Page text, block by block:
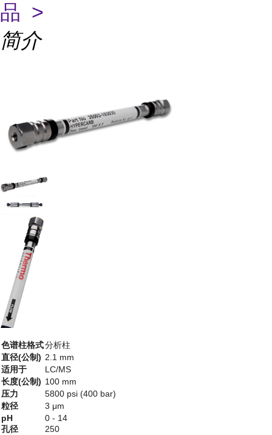
品 >
简介
色谱柱格式分析柱
直径(公制) 2.1 mm
适用于
LC/MS
长度(公制) 100 mm
压力
5800 psi (400 bar)
粒径
3 μm
pH
0 - 14
孔径
250